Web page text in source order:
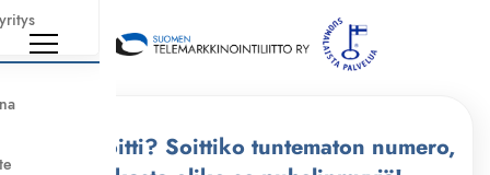
Kuka soitti? Soittiko tuntematon numero,